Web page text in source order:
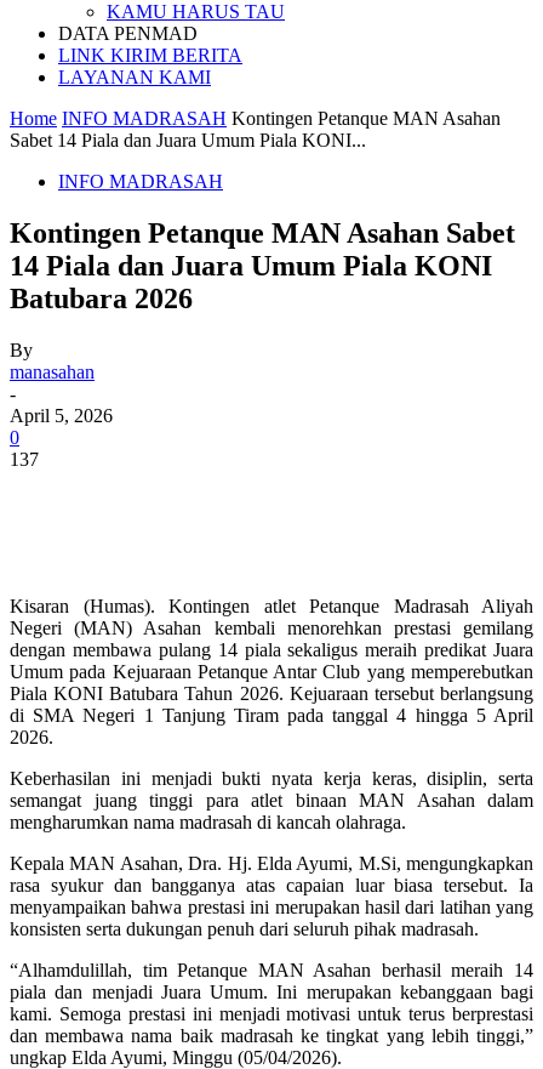
KAMU HARUS TAU
DATA PENMAD
LINK KIRIM BERITA
LAYANAN KAMI
Home INFO MADRASAH Kontingen Petanque MAN Asahan
Sabet 14 Piala dan Juara Umum Piala KONI...
INFO MADRASAH
Kontingen Petanque MAN Asahan Sabet
14 Piala dan Juara Umum Piala KONI
Batubara 2026
By
manasahan
-
April 5, 2026
0
137
Kisaran (Humas). Kontingen atlet Petanque Madrasah Aliyah
Negeri (MAN) Asahan kembali menorehkan prestasi gemilang
dengan membawa pulang 14 piala sekaligus meraih predikat Juara
Umum pada Kejuaraan Petanque Antar Club yang memperebutkan
Piala KONI Batubara Tahun 2026. Kejuaraan tersebut berlangsung
di SMA Negeri 1 Tanjung Tiram pada tanggal 4 hingga 5 April
2026.
Keberhasilan ini menjadi bukti nyata kerja keras, disiplin, serta
semangat juang tinggi para atlet binaan MAN Asahan dalam
mengharumkan nama madrasah di kancah olahraga.
Kepala MAN Asahan, Dra. Hj. Elda Ayumi, M.Si, mengungkapkan
rasa syukur dan bangganya atas capaian luar biasa tersebut. Ia
menyampaikan bahwa prestasi ini merupakan hasil dari latihan yang
konsisten serta dukungan penuh dari seluruh pihak madrasah.
“Alhamdulillah, tim Petanque MAN Asahan berhasil meraih 14
piala dan menjadi Juara Umum. Ini merupakan kebanggaan bagi
kami. Semoga prestasi ini menjadi motivasi untuk terus berprestasi
dan membawa nama baik madrasah ke tingkat yang lebih tinggi,”
ungkap Elda Ayumi, Minggu (05/04/2026).